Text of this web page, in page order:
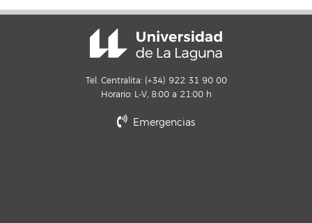
Tel. Centralita: (+34) 922 31 90 00
Horario: L-V, 8:00 a 21:00 h
Emergencias